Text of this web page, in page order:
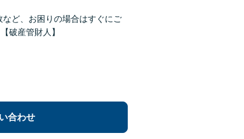
ど、お困りの場合はすぐにご
破産管財人】
合わせ